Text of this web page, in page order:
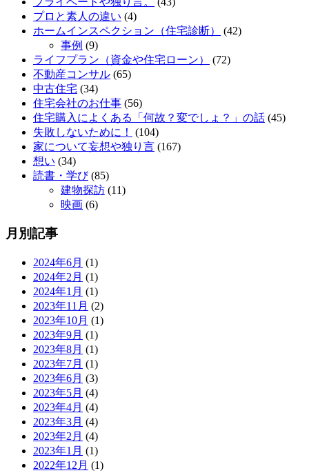
プロと素人の違い (4)
ホームインスペクション（住宅診断）
(42)
事例 (9)
ライフプラン（資金や住宅ローン）
(72)
不動産コンサル (65)
中古住宅 (34)
住宅会社のお仕事 (56)
住宅購入によくある「何故？変でしょ？」の話 (45)
失敗しないために！
(104)
家について妄想や独り言 (167)
想い (34)
読書・学び(85)
建物探訪 (11)
映画 (6)
月別記事
2024年6月 (1)
2024年2月 (1)
2024年1月 (1)
2023年11月 (2)
2023年10月 (1)
2023年9月 (1)
2023年8月 (1)
2023年7月 (1)
2023年6月 (3)
2023年5月 (4)
2023年4月 (4)
2023年3月 (4)
2023年2月 (4)
2023年1月 (1)
2022年12月 (1)